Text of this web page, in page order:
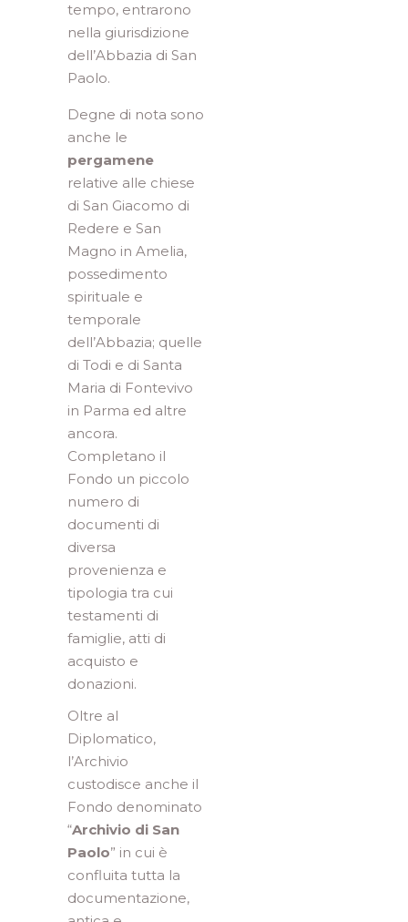
tempo, entrarono
nella giurisdizione
dell’Abbazia di San
Paolo.
Degne di nota sono
anche le
pergamene
relative alle chiese
di San Giacomo di
Redere e San
Magno in Amelia,
possedimento
spirituale e
temporale
dell’Abbazia; quelle
di Todi e di Santa
Maria di Fontevivo
in Parma ed altre
ancora.
Completano il
Fondo un piccolo
numero di
documenti di
diversa
provenienza e
tipologia tra cui
testamenti di
famiglie, atti di
acquisto e
donazioni.
Oltre al
Diplomatico,
l’Archivio
custodisce anche il
Fondo denominato
“Archivio di San
Paolo” in cui è
confluita tutta la
documentazione,